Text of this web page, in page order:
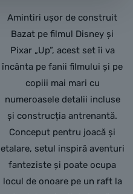
Amintiri ușor de construit
Bazat pe filmul Disney și
Pixar „Up”, acest set îi va
încânta pe fanii filmului și pe
copiii mai mari cu
numeroasele detalii incluse
și construcția antrenantă.
Conceput pentru joacă și
etalare, setul inspiră aventuri
fanteziste și poate ocupa
locul de onoare pe un raft la